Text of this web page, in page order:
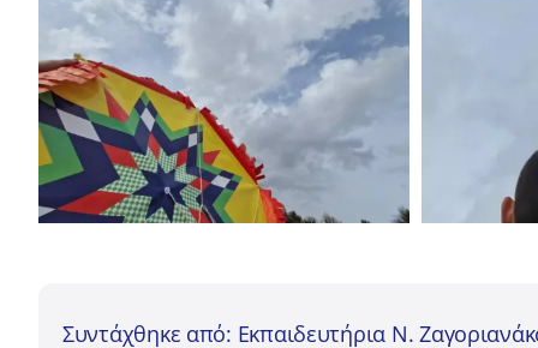
Συντάχθηκε από: Εκπαιδευτήρια Ν.